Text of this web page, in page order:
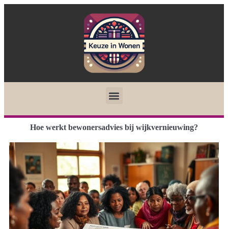
Hoe werkt bewonersadvies bij wijkvernieuwing?